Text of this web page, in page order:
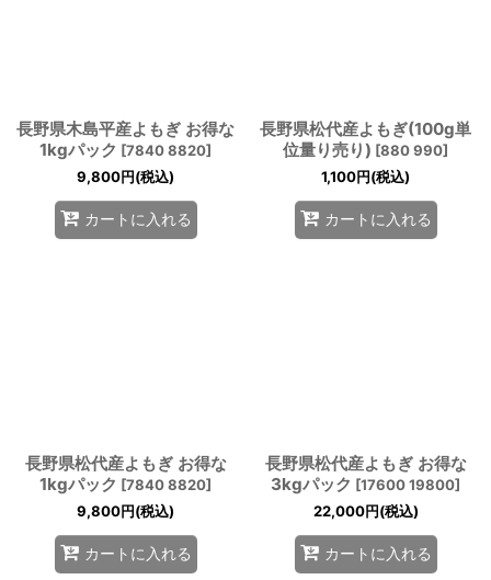
長野県木島平産よもぎ お得な
1kgパック [7840 8820]
9,800円(税込)
カートに入れる
長野県松代産よもぎ(100g単
位量り売り) [880 990]
1,100円(税込)
カートに入れる
長野県松代産よもぎ お得な
1kgパック [7840 8820]
9,800円(税込)
カートに入れる
長野県松代産よもぎ お得な
3kgパック [17600 19800]
22,000円(税込)
カートに入れる